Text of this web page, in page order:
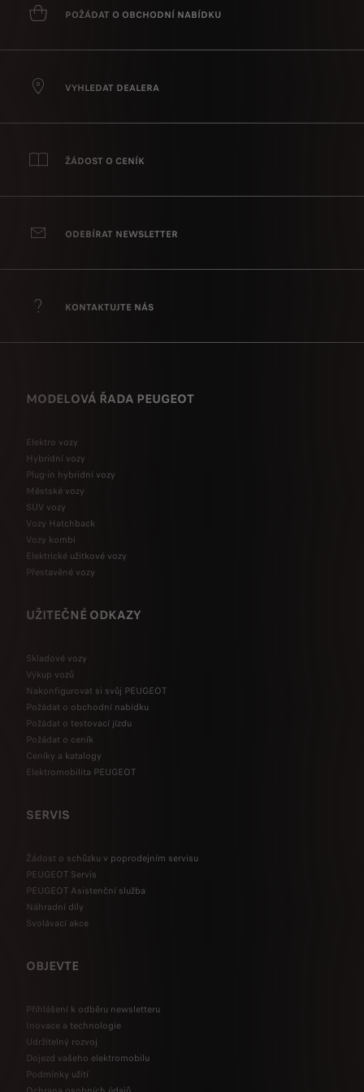
POŽÁDAT O OBCHODNÍ NABÍDKU
VYHLEDAT DEALERA
ŽÁDOST O CENÍK
ODEBÍRAT NEWSLETTER
KONTAKTUJTE NÁS
MODELOVÁ ŘADA PEUGEOT
Elektro vozy
Hybridní vozy
Plug-in hybridní vozy
Městské vozy
SUV vozy
Vozy Hatchback
Vozy kombi
Elektrické užitkové vozy
Přestavěné vozy
UŽITEČNÉ ODKAZY
Skladové vozy
Výkup vozů
Nakonfigurovat si svůj PEUGEOT
Požádat o obchodní nabídku
Požádat o testovací jízdu
Požádat o ceník
Ceníky a katalogy
Elektromobilita PEUGEOT
SERVIS
Žádost o schůzku v poprodejním servisu
PEUGEOT Servis
PEUGEOT Asistenční služba
Náhradní díly
Svolávací akce
OBJEVTE
Přihlášení k odběru newsletteru
Inovace a technologie
Udržitelný rozvoj
Dojezd vašeho elektromobilu
Podmínky užití